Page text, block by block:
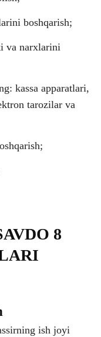
boshqarish;
va narxlarini
kassa apparatlari,
tarozilar va
8
ish joyi